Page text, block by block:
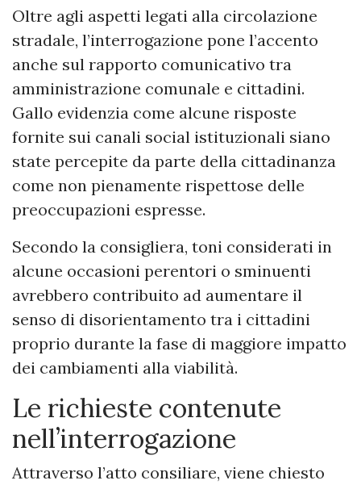
Oltre agli aspetti legati alla circolazione
stradale, l’interrogazione pone l’accento
anche sul rapporto comunicativo tra
amministrazione comunale e cittadini.
Gallo evidenzia come alcune risposte
fornite sui canali social istituzionali siano
state percepite da parte della cittadinanza
come non pienamente rispettose delle
preoccupazioni espresse.
Secondo la consigliera, toni considerati in
alcune occasioni perentori o sminuenti
avrebbero contribuito ad aumentare il
senso di disorientamento tra i cittadini
proprio durante la fase di maggiore impatto
dei cambiamenti alla viabilità.
Le richieste contenute
nell’interrogazione
Attraverso l’atto consiliare, viene chiesto